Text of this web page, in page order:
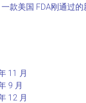
一款美国 FDA刚通过
11 月
9 月
12 月